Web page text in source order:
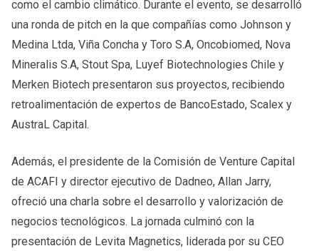
como el cambio climático. Durante el evento, se desarrolló
una ronda de pitch en la que compañías como Johnson y
Medina Ltda, Viña Concha y Toro S.A, Oncobiomed, Nova
Mineralis S.A, Stout Spa, Luyef Biotechnologies Chile y
Merken Biotech presentaron sus proyectos, recibiendo
retroalimentación de expertos de BancoEstado, Scalex y
AustraL Capital.
Además, el presidente de la Comisión de Venture Capital
de ACAFI y director ejecutivo de Dadneo, Allan Jarry,
ofreció una charla sobre el desarrollo y valorización de
negocios tecnológicos. La jornada culminó con la
presentación de Levita Magnetics, liderada por su CEO